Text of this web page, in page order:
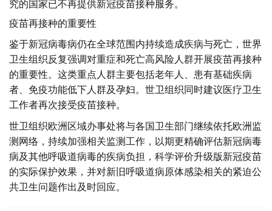
究的国家已不再提供新冠疫苗接种服务。
疫苗再接种的重要性
鉴于新冠病毒病仍在全球范围内持续造成疾病与死亡，世界
卫生组织反复强调对重症和死亡高风险人群开展疫苗再接种
的重要性。这类重点人群主要包括老年人、患有基础疾病
者、免疫功能低下人群及孕妇。世卫组织同时建议医疗卫生
工作者再次接受疫苗接种。
世卫组织欧洲区域办事处将与各国卫生部门继续依托欧洲监
测网络，持续加强相关监测工作，以期更精确评估新冠病毒
病及其他呼吸道病毒的疾病负担，科学评价升级版新冠疫苗
的实际保护效果，并对新旧呼吸道病原体感染相关的紧迫公
共卫生问题作出及时回应。